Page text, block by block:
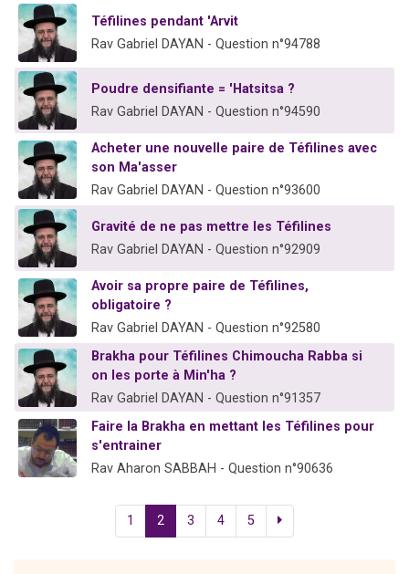
Téfilines pendant 'Arvit
Rav Gabriel DAYAN - Question n°94788
Poudre densifiante = 'Hatsitsa ?
Rav Gabriel DAYAN - Question n°94590
Acheter une nouvelle paire de Téfilines avec
son Ma'asser
Rav Gabriel DAYAN - Question n°93600
Gravité de ne pas mettre les Téfilines
Rav Gabriel DAYAN - Question n°92909
Avoir sa propre paire de Téfilines,
obligatoire ?
Rav Gabriel DAYAN - Question n°92580
Brakha pour Téfilines Chimoucha Rabba si
on les porte à Min'ha ?
Rav Gabriel DAYAN - Question n°91357
Faire la Brakha en mettant les Téfilines pour
s'entrainer
Rav Aharon SABBAH - Question n°90636
1 2 3 4 5